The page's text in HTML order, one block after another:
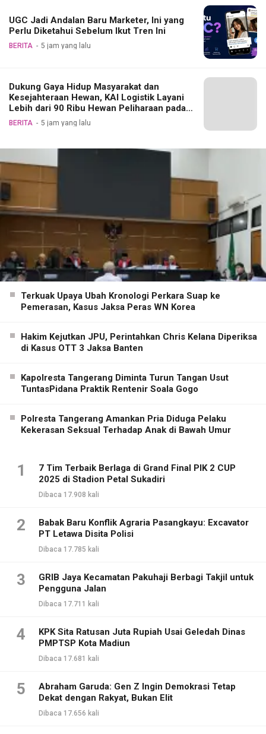
UGC Jadi Andalan Baru Marketer, Ini yang
Perlu Diketahui Sebelum Ikut Tren Ini
BERITA 5 jam yang lalu
Dukung Gaya Hidup Masyarakat dan
Kesejahteraan Hewan, KAI Logistik Layani
Lebih dari 90 Ribu Hewan Peliharaan pada
Semester I 2026
BERITA 5 jam yang lalu
Terkuak Upaya Ubah Kronologi Perkara Suap ke
Pemerasan, Kasus Jaksa Peras WN Korea
Hakim Kejutkan JPU, Perintahkan Chris Kelana Diperiksa
di Kasus OTT 3 Jaksa Banten
Kapolresta Tangerang Diminta Turun Tangan Usut
TuntasPidana Praktik Rentenir Soala Gogo
Polresta Tangerang Amankan Pria Diduga Pelaku
Kekerasan Seksual Terhadap Anak di Bawah Umur
1
7 Tim Terbaik Berlaga di Grand Final PIK 2 CUP
2025 di Stadion Petal Sukadiri
Dibaca 17.908 kali
2
Babak Baru Konflik Agraria Pasangkayu: Excavator
PT Letawa Disita Polisi
Dibaca 17.785 kali
3
GRIB Jaya Kecamatan Pakuhaji Berbagi Takjil untuk
Pengguna Jalan
Dibaca 17.711 kali
4
KPK Sita Ratusan Juta Rupiah Usai Geledah Dinas
PMPTSP Kota Madiun
Dibaca 17.681 kali
5
Abraham Garuda: Gen Z Ingin Demokrasi Tetap
Dekat dengan Rakyat, Bukan Elit
Dibaca 17.656 kali